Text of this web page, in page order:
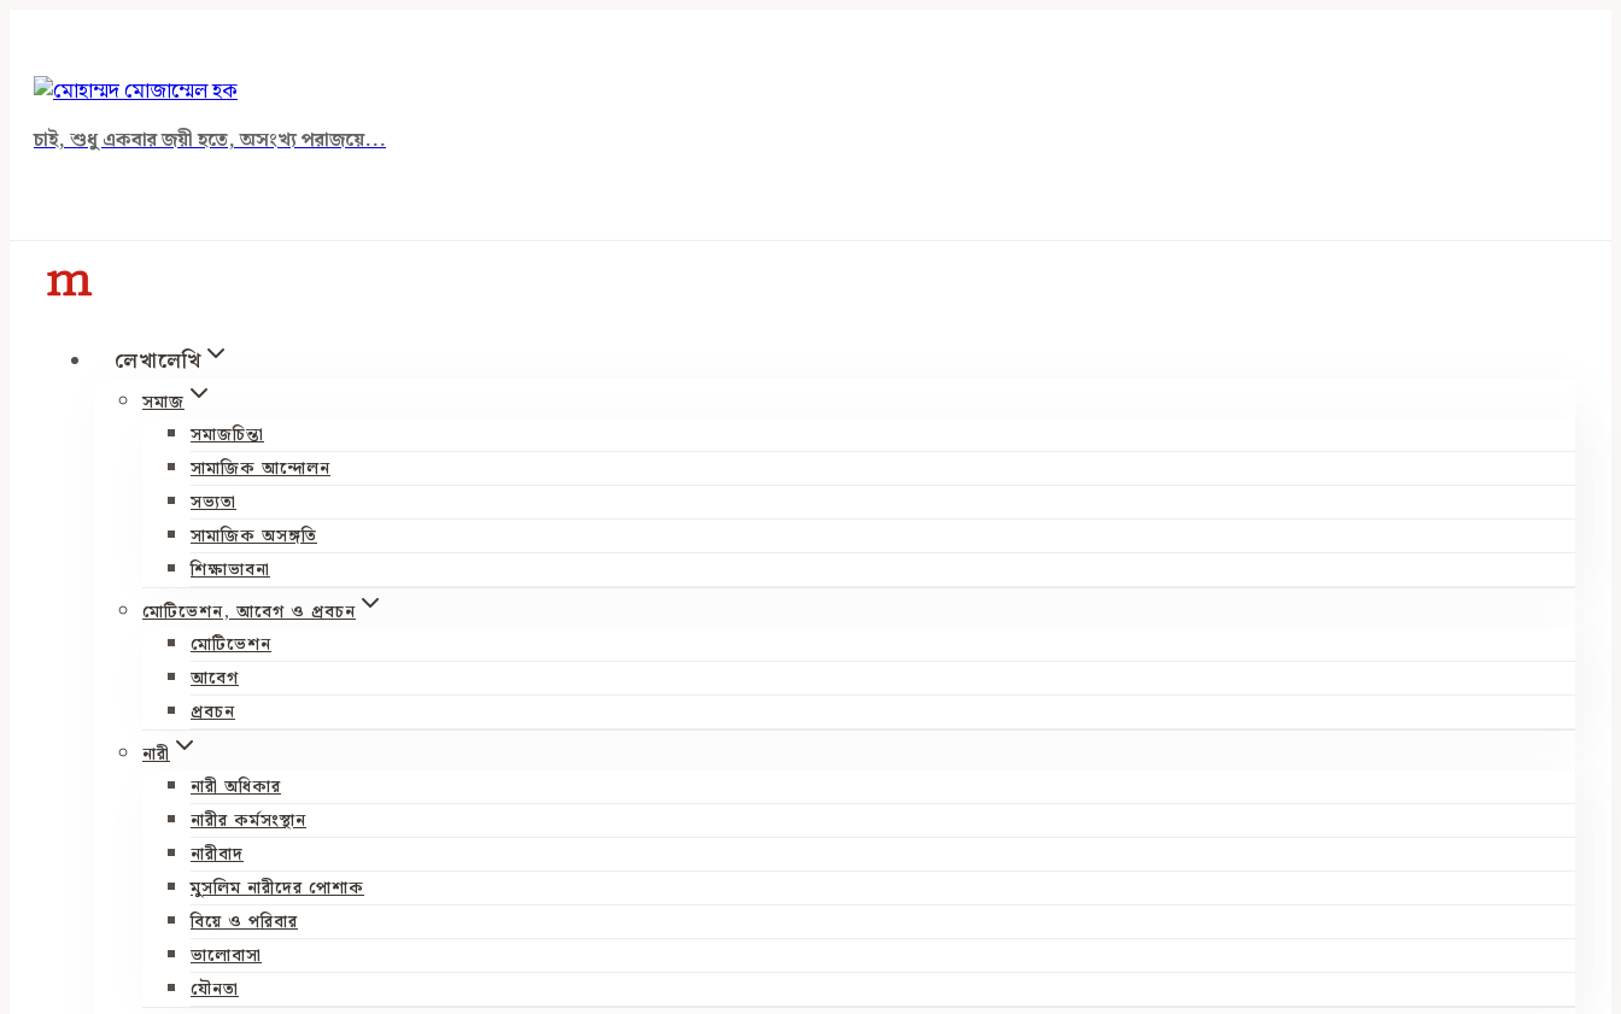
content
চাই, শুধু একবার জয়ী হতে, অসংখ্য পরাজয়ে...
লেখালেখি
সমাজ
সমাজচিন্তা
সামাজিক আন্দোলন
সভ্যতা
সামাজিক অসঙ্গতি
শিক্ষাভাবনা
মোটিভেশন, আবেগ ও প্রবচন
মোটিভেশন
আবেগ
প্রবচন
নারী
নারী অধিকার
নারীর কর্মসংস্থান
নারীবাদ
মুসলিম নারীদের পোশাক
বিয়ে ও পরিবার
ভালোবাসা
যৌনতা